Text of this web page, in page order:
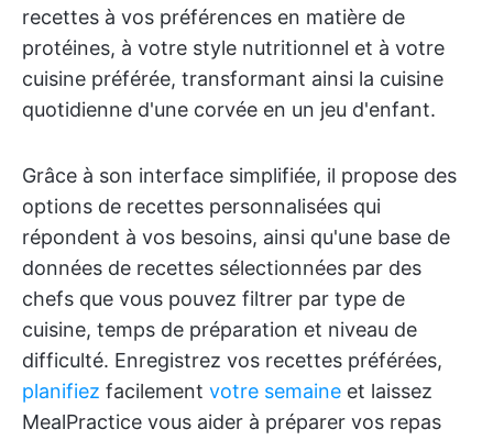
recettes à vos préférences en matière de
protéines, à votre style nutritionnel et à votre
cuisine préférée, transformant ainsi la cuisine
quotidienne d'une corvée en un jeu d'enfant.
Grâce à son interface simplifiée, il propose des
options de recettes personnalisées qui
répondent à vos besoins, ainsi qu'une base de
données de recettes sélectionnées par des
chefs que vous pouvez filtrer par type de
cuisine, temps de préparation et niveau de
difficulté. Enregistrez vos recettes préférées,
planifiez facilement votre semaine et laissez
MealPractice vous aider à préparer vos repas